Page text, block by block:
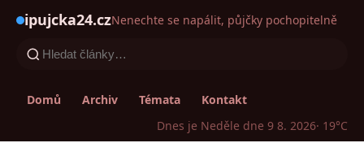
ipujcka24.czNenechte se napálit, půjčky pochopitelně
Domů Archiv Témata
Kontakt
Dnes je Neděle dne 9 8. 2026· 19°C